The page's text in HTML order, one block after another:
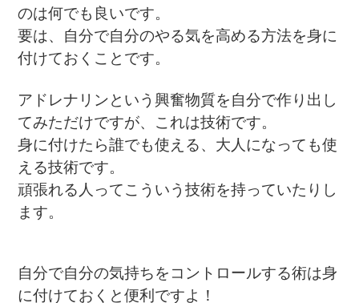
のは何でも良いです。
要は、自分で自分のやる気を高める方法を身に
付けておくことです。
アドレナリンという興奮物質を自分で作り出し
てみただけですが、これは技術です。
身に付けたら誰でも使える、大人になっても使
える技術です。
頑張れる人ってこういう技術を持っていたりし
ます。
自分で自分の気持ちをコントロールする術は身
に付けておくと便利ですよ！